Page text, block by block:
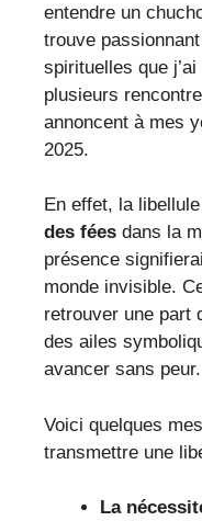
entendre un
trouve
spirituelles que
plusieurs
annoncent à mes
2025.
En effet, la
des fées dans la
présence
monde invisible.
retrouver une part
des ailes
avancer sans peur.
Voici quelques
transmettre une
La